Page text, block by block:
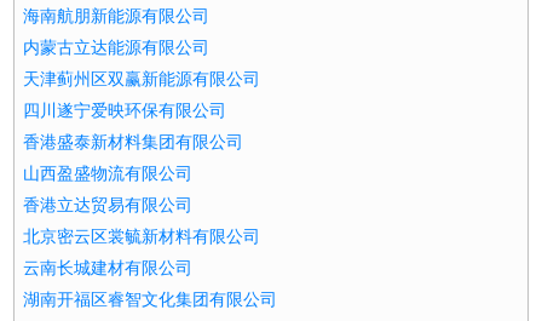
海南航朋新能源有限公司
内蒙古立达能源有限公司
天津蓟州区双赢新能源有限公司
四川遂宁爱映环保有限公司
香港盛泰新材料集团有限公司
山西盈盛物流有限公司
香港立达贸易有限公司
北京密云区裳毓新材料有限公司
云南长城建材有限公司
湖南开福区睿智文化集团有限公司